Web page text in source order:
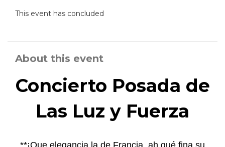
This event has concluded
About this event
Concierto Posada de
Las Luz y Fuerza